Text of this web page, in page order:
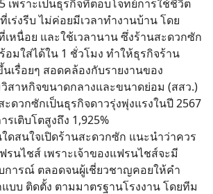
เพราะเป็นธุรกิจที่ตอบโจทย์การใช้ชีวิต
ร่งรีบ ไม่ค่อยมีเวลาทำงานบ้าน โดย
เหนื่อย และใช้เวลานาน ซึ่งร้านสะดวกซัก
มใส่ได้ใน 1 ชั่วโมง ทำให้ธุรกิจร้าน
เรื่อยๆ สอดคล้องกับรายงานของ
สาหกิจขนาดกลางและขนาดย่อม (สสว.)
ดวกซักเป็นธุรกิจดาวรุ่งพุ่งแรงในปี 2567
รเติบโตสูงถึง 1,925%
ดสนใจเปิดร้านสะดวกซัก แนะนำว่าควร
นไชส์ เพราะเจ้าของแฟรนไชส์จะมี
การณ์ ตลอดจนผู้เชี่ยวชาญคอยให้คำ
บบ ติดตั้ง ตามมาตรฐานโรงงาน โดยทีม